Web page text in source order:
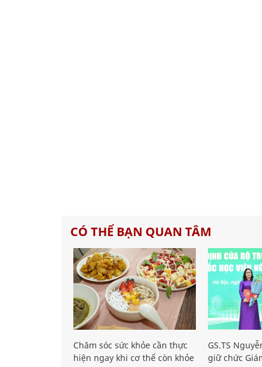
CÓ THỂ BẠN QUAN TÂM
Chăm sóc sức khỏe cần thực
hiện ngay khi cơ thể còn khỏe
GS.TS
giữ chức